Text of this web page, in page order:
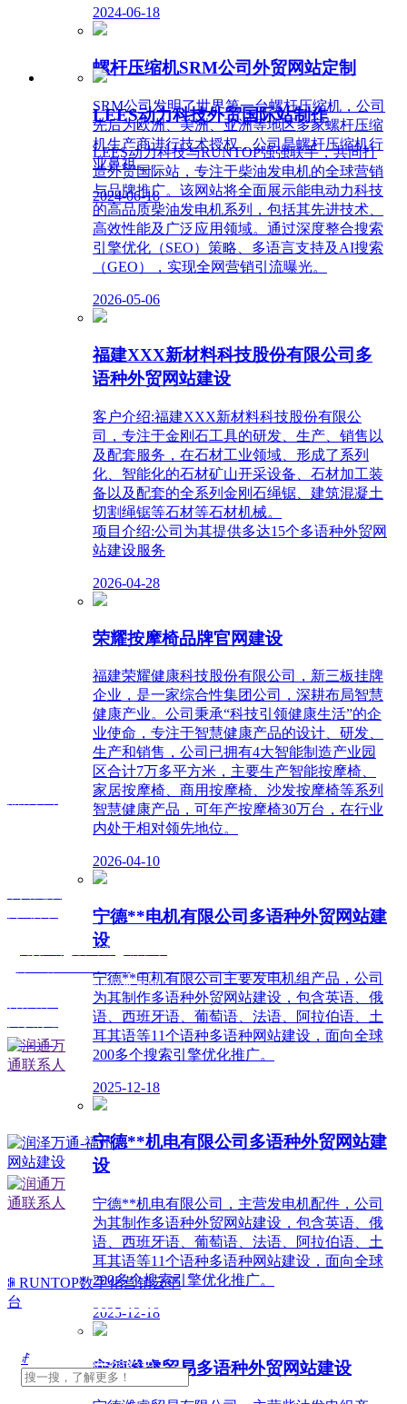
2024-06-18
螺杆压缩机SRM公司外贸网站定制
SRM公司发明了世界第一台螺杆压缩机，公司
先后为欧洲、美洲、亚洲等地区多家螺杆压缩
机生产商进行技术授权，公司是螺杆压缩机行
业鼻祖。
2024-06-18
LEES动力科技外贸国际站制作
LEES动力科技与RUNTOP强强联手，共同打
造外贸国际站，专注于柴油发电机的全球营销
与品牌推广。该网站将全面展示能电动力科技
的高品质柴油发电机系列，包括其先进技术、
高效性能及广泛应用领域。通过深度整合搜索
引擎优化（SEO）策略、多语言支持及AI搜索
（GEO），实现全网营销引流曝光。
2026-05-06
福建XXX新材料科技股份有限公司多
语种外贸网站建设
客户介绍:福建XXX新材料科技股份有限公
司，专注于金刚石工具的研发、生产、销售以
及配套服务，在石材工业领域、形成了系列
化、智能化的石材矿山开采设备、石材加工装
备以及配套的全系列金刚石绳锯、建筑混凝土
切割绳锯等石材等石材机械。
项目介绍:公司为其提供多达15个多语种外贸网
站建设服务
2026-04-28
荣耀按摩椅品牌官网建设
福建荣耀健康科技股份有限公司，新三板挂牌
企业，是一家综合性集团公司，深耕布局智慧
健康产业。公司秉承“科技引领健康生活”的企
业使命，专注于智慧健康产品的设计、研发、
生产和销售，公司已拥有4大智能制造产业园
区合计7万多平方米，主要生产智能按摩椅、
家居按摩椅、商用按摩椅、沙发按摩椅等系列
智慧健康产品，可年产按摩椅30万台，在行业
内处于相对领先地位。
2026-04-10
宁德**电机有限公司多语种外贸网站建
设
宁德**电机有限公司主要发电机组产品，公司
为其制作多语种外贸网站建设，包含英语、俄
语、西班牙语、葡萄语、法语、阿拉伯语、土
耳其语等11个语种多语种网站建设，面向全球
200多个搜索引擎优化推广。
2025-12-18
宁德**机电有限公司多语种外贸网站建
设
宁德**机电有限公司，主营发电机配件，公司
为其制作多语种外贸网站建设，包含英语、俄
语、西班牙语、葡萄语、法语、阿拉伯语、土
耳其语等11个语种多语种网站建设，面向全球
200多个搜索引擎优化推广。
2025-12-18
宁德潍睿贸易多语种外贸网站建设
隐私政策
公网安备 33010602000750号
福州网站建设行业知名品牌
企业文化
微信好友
微信公众号
ꁶ RUNTOP数字化营销云平
台
联系人：蔡经理
电话/微信：13805088319
ꄙ